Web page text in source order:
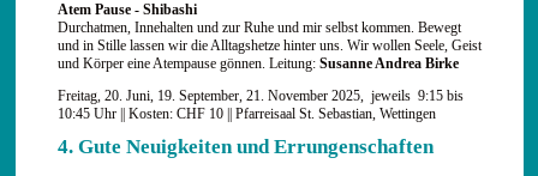
Atem Pause - Shibashi
Durchatmen, Innehalten und zur Ruhe und mir selbst kommen. Bewegt
und in Stille lassen wir die Alltagshetze hinter uns. Wir wollen Seele, Geist
und Körper eine Atempause gönnen. Leitung: Susanne Andrea Birke
Freitag, 20. Juni, 19. September, 21. November 2025, jeweils 9:15 bis
10:45 Uhr || Kosten: CHF 10 || Pfarreisaal St. Sebastian, Wettingen
4. Gute Neuigkeiten und Errungenschaften